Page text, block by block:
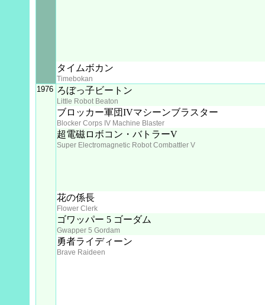
タイムボカン
Timebokan
1976 ろぼっ子ビートン
Little Robot Beaton
ブロッカー軍団IVマシーンブラスター
Blocker Corps IV Machine Blaster
超電磁ロボコン・バトラーV
Super Electromagnetic Robot Combattler V
花の係長
Flower Clerk
ゴワッパー 5 ゴーダム
Gwapper 5 Gordam
勇者ライディーン
Brave Raideen